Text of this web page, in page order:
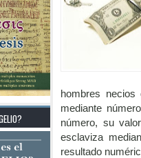
hombres
mediante
número, su
esclaviza
resultado